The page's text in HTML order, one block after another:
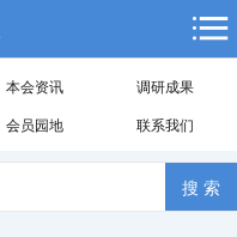
本会资讯 调研成果
会员园地 联系我们